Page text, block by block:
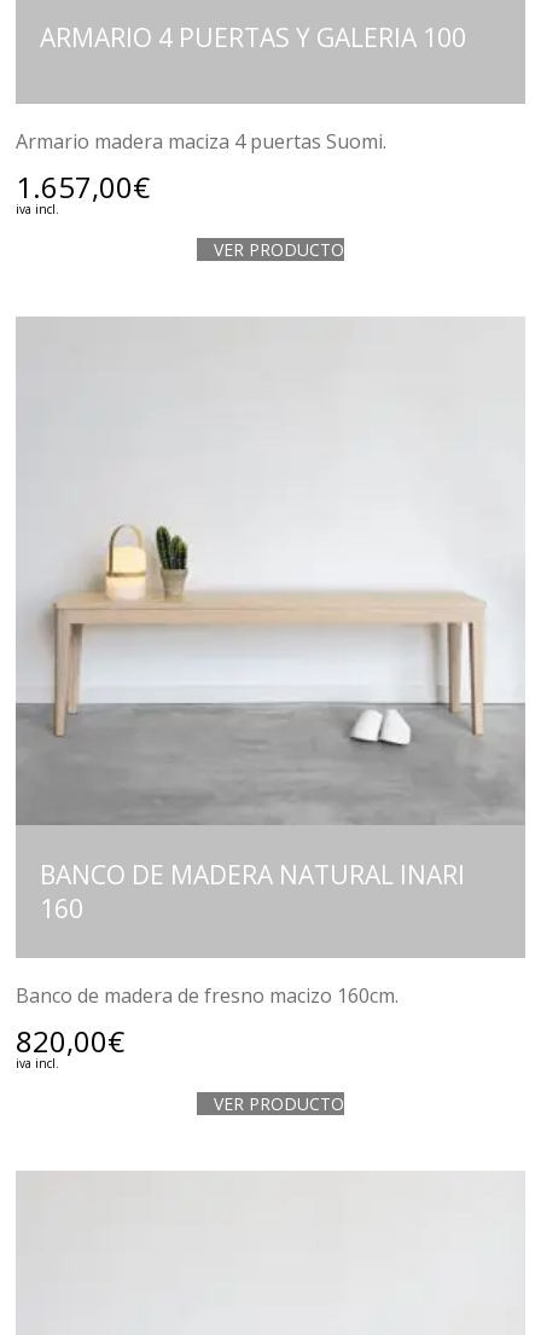
ARMARIO 4 PUERTAS Y GALERIA 100
Armario madera maciza 4 puertas Suomi.
1.657,00€
iva incl.
VER PRODUCTO
BANCO DE MADERA NATURAL INARI
160
Banco de madera de fresno macizo 160cm.
820,00€
iva incl.
VER PRODUCTO